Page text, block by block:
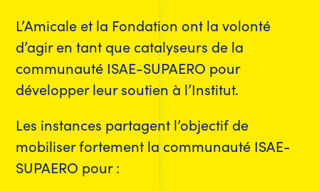
L’Amicale et la Fondation ont la volonté
d’agir en tant que catalyseurs de la
communauté ISAE-SUPAERO pour
développer leur soutien à l’Institut.
Les instances partagent l’objectif de
mobiliser fortement la communauté ISAE-
SUPAERO pour :